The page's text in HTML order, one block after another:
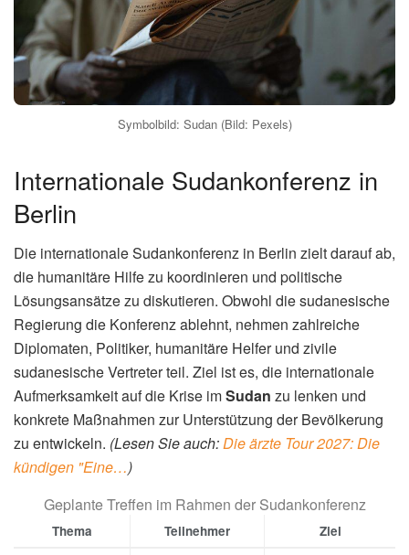
Symbolbild: Sudan (Bild: Pexels)
Internationale Sudankonferenz in
Berlin
Die internationale Sudankonferenz in Berlin zielt darauf ab,
die humanitäre Hilfe zu koordinieren und politische
Lösungsansätze zu diskutieren. Obwohl die sudanesische
Regierung die Konferenz ablehnt, nehmen zahlreiche
Diplomaten, Politiker, humanitäre Helfer und zivile
sudanesische Vertreter teil. Ziel ist es, die internationale
Aufmerksamkeit auf die Krise imSudan zu lenken und
konkrete Maßnahmen zur Unterstützung der Bevölkerung
zu entwickeln. (Lesen Sie auch:Die ärzte Tour 2027: Die
kündigen "Eine…)
Geplante Treffen im Rahmen der Sudankonferenz
Thema Teilnehmer Ziel